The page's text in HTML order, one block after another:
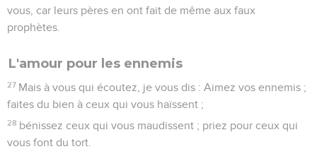
vous, car leurs pères en ont fait de même aux faux
prophètes.
L'amour pour les ennemis
27 Mais à vous qui écoutez, je vous dis : Aimez vos ennemis ;
faites du bien à ceux qui vous haïssent ;
28 bénissez ceux qui vous maudissent ; priez pour ceux qui
vous font du tort.